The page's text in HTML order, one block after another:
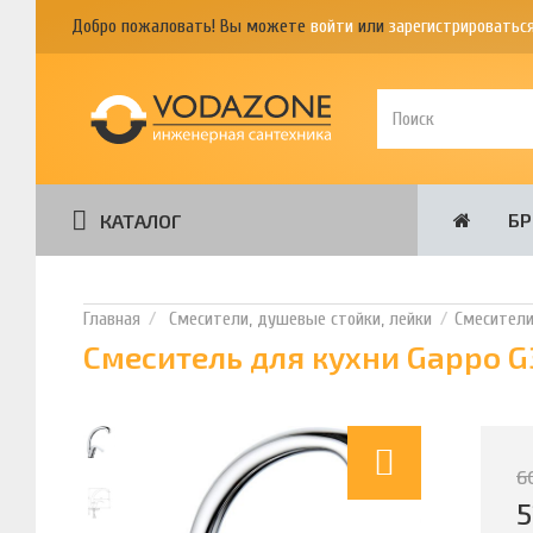
Добро пожаловать! Вы можете войти или
КАТАЛОГ
Смесители, душевые стойки, лейки
Смеситель для кухни Gappo